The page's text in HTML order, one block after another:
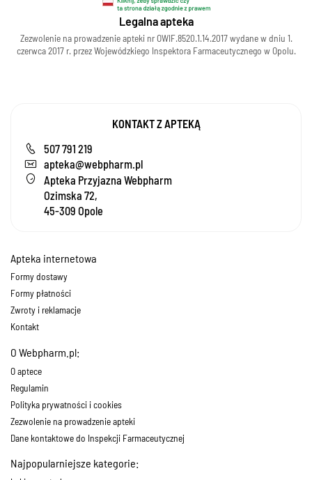
Legalna apteka
Zezwolenie na prowadzenie apteki nr OWIF.8520.1.14.2017 wydane w dniu 1.
czerwca 2017 r. przez Wojewódzkiego Inspektora Farmaceutycznego w Opolu.
KONTAKT Z APTEKĄ
507 791 219
apteka@webpharm.pl
Apteka Przyjazna Webpharm
Ozimska 72,
45-309 Opole
Apteka internetowa
Formy dostawy
Formy płatności
Zwroty i reklamacje
Kontakt
O Webpharm.pl:
O aptece
Regulamin
Polityka prywatności i cookies
Zezwolenie na prowadzenie apteki
Dane kontaktowe do Inspekcji Farmaceutycznej
Najpopularniejsze kategorie: